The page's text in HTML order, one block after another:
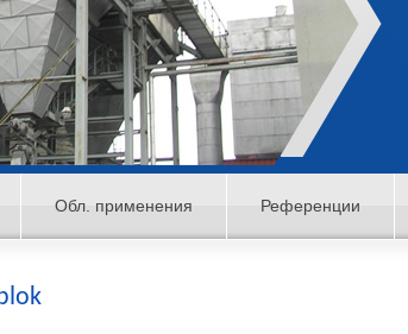
Обл. применения Референции